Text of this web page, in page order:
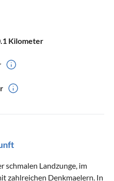
Kilometer
schmalen Landzunge, im
zahlreichen Denkmaelern. In